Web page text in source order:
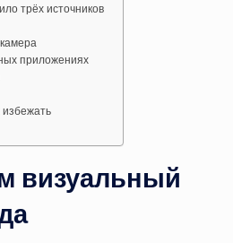
трёх источников
приложениях
визуальный